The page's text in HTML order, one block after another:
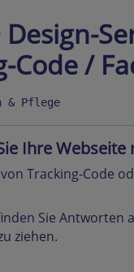
Design-
Code /
& Pflege
Ihre Webseite
Tracking-Code
Sie Antworten
ziehen.